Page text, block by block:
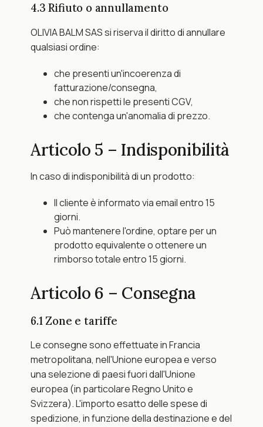
4.3 Rifiuto o annullamento
OLIVIA BALM SAS si riserva il diritto di annullare
qualsiasi ordine:
che presenti un'incoerenza di
fatturazione/consegna,
che non rispetti le presenti CGV,
che contenga un'anomalia di prezzo.
Articolo 5 – Indisponibilità
In caso di indisponibilità di un prodotto:
Il cliente è informato via email entro 15
giorni.
Può mantenere l'ordine, optare per un
prodotto equivalente o ottenere un
rimborso totale entro 15 giorni.
Articolo 6 – Consegna
6.1 Zone e tariffe
Le consegne sono effettuate in Francia
metropolitana, nell'Unione europea e verso
una selezione di paesi fuori dall'Unione
europea (in particolare Regno Unito e
Svizzera). L'importo esatto delle spese di
spedizione, in funzione della destinazione e del